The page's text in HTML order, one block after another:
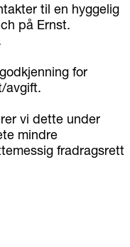
til en hyggelig
på Ernst.
for
avgift.
vi dette under
mindre
fradragsrett